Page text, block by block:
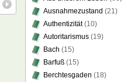
Ausnahmezustand (21)
Authentizität(10)
Autoritarismus (19)
Bach (15)
Barfuß (15)
Berchtesgaden (18)